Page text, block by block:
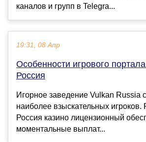
каналов и групп в Telegra...
19:31, 08 Апр
Особенности игрового
Россия
Игорное заведение Vulkan Russia
наиболее взыскательных игроков.
Россия казино лицензионный
моментальные выплат...